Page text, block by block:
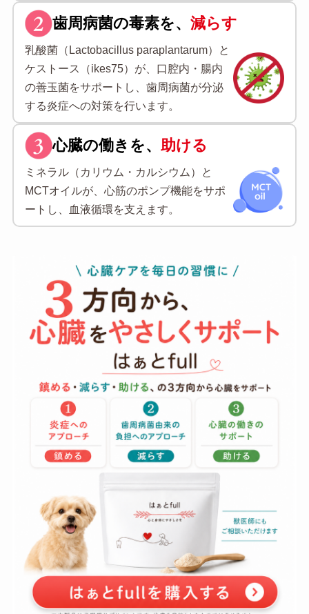
歯周病菌の毒素を、 減らす
乳酸菌（Lactobacillus paraplantarum）と
ケストース（ikes75）が、口腔内・腸内
の善玉菌をサポートし、歯周病菌が分泌
する炎症への対策を行います。
心臓の働きを、 助ける
ミネラル（カリウム・カルシウム）と
MCTオイルが、心筋のポンプ機能をサポ
ートし、血液循環を支えます。